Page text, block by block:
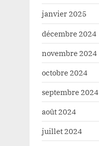
janvier 2025
décembre 2024
novembre 2024
octobre 2024
septembre 2024
août 2024
juillet 2024